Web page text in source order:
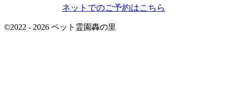
ネットでのご予約はこちら
©2022 - 2026 ペット霊園轟の里